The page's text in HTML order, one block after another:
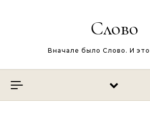
Слово
Вначале было Слово. И